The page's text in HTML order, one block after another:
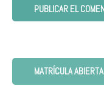
MATRÍCULA ABIERTA